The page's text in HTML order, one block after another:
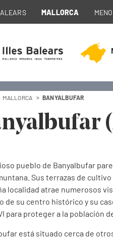
MALLORCA
MALLORCA BANYALBUFAR
pueblo de Banyalbufar
Sus terrazas de
localidad atrae numerosos
de su centro histórico y su
para proteger a la población
está situado cerca de